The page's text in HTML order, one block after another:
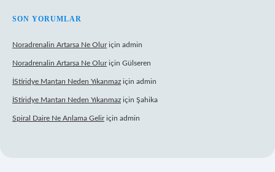
SON YORUMLAR
Noradrenalin Artarsa Ne Oluriçin admin
Noradrenalin Artarsa Ne Oluriçin Gülseren
İStiridye Mantarı Neden Yıkanmaz için admin
İStiridye Mantarı Neden Yıkanmaz için Şahika
Spiral Daire Ne Anlama Geliriçin admin